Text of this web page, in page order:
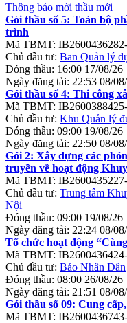
Thông báo mời thầu mới
Gói thầu số 5: Toàn bộ
trình
Mã TBMT:
Chủ đầu tư: Ban Quản lý
Đóng thầu: 16:00 17/08/26
Ngày đăng tải: 22:53 08/
Gói thầu số 4: Thi công
Mã TBMT:
Chủ đầu tư: Khu Quản lý
Đóng thầu: 09:00 19/08/26
Ngày đăng tải: 22:50 08/
Gói 2: Xây dựng các
truyền về hoạt động
Mã TBMT:
Chủ đầu tư: Trung tâm
Nội
Đóng thầu: 09:00 19/08/26
Ngày đăng tải: 22:24 08/
Tổ chức hoạt động
Mã TBMT:
Chủ đầu tư: Báo Nhân Dân
Đóng thầu: 08:00 26/08/26
Ngày đăng tải: 21:51 08/
Gói thầu số 09: Cung
Mã TBMT: